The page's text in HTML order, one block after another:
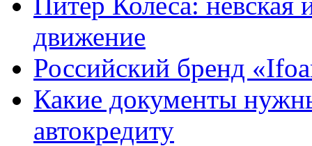
движение
Российский бренд
Какие документы
автокредиту